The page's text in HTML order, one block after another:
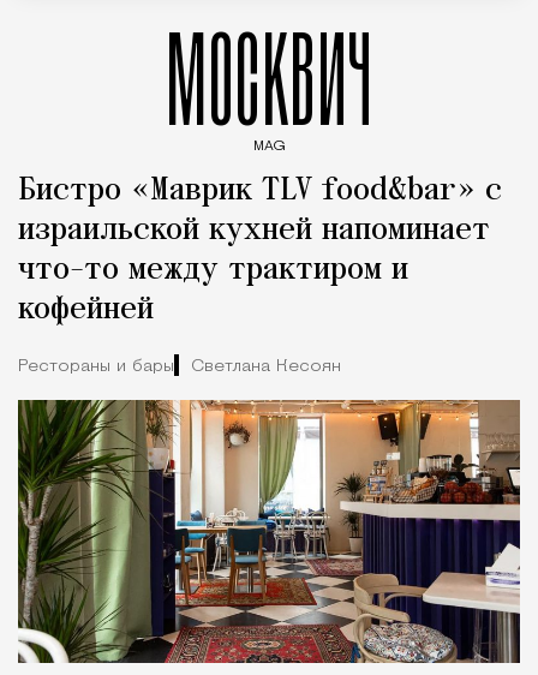
МОСКВИЧ
MAG
Бистро «Маврик TLV food&bar» с
израильской кухней напоминает
что-то между трактиром и
кофейней
Рестораны и бары Светлана Кесоян